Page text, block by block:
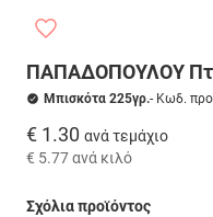
ΠΑΠΑΔΟΠΟΥΛΟΥ
Μπισκότα 225γρ.- Κωδ.
€ 1.30 ανά τεμάχιο
€ 5.77ανά κιλό
Σχόλια προϊόντος